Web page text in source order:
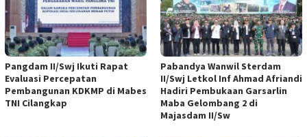
Pangdam II/Swj Ikuti Rapat
Evaluasi Percepatan
Pembangunan KDKMP di Mabes
TNI Cilangkap
Pabandya Wanwil Sterdam
II/Swj Letkol Inf Ahmad Afriandi
Hadiri Pembukaan Garsarlin
Maba Gelombang 2 di
Majasdam II/Sw